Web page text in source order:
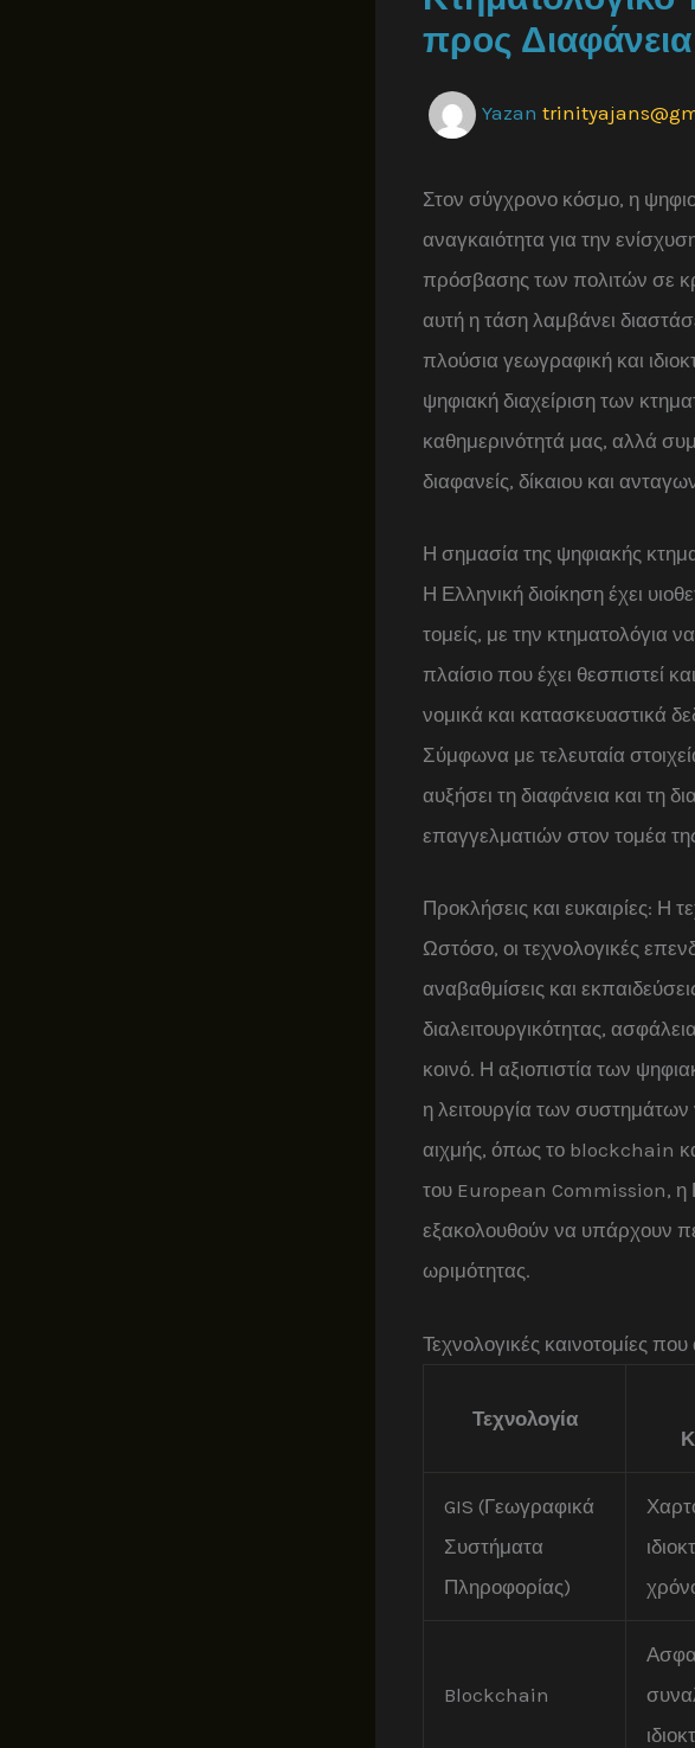
προς Διαφάνεια
Yazan
Στον σύγχρονο κόσμο, η
αναγκαιότητα για την
πρόσβασης των πολιτών σε
αυτή η τάση λαμβάνει
πλούσια γεωγραφική και
ψηφιακή διαχείριση των
καθημερινότητά μας, αλλά
διαφανείς, δίκαιου και
Η σημασία της ψηφιακής
Η Ελληνική διοίκηση έχει
τομείς, με την κτηματολόγια
πλαίσιο που έχει θεσπιστεί
νομικά και κατασκευαστικά
Σύμφωνα με τελευταία
αυξήσει τη διαφάνεια και τη
επαγγελματιών στον τομέα της
Προκλήσεις και ευκαιρίες: Η
Ωστόσο, οι τεχνολογικές
αναβαθμίσεις και
διαλειτουργικότητας,
κοινό. Η αξιοπιστία των
η λειτουργία των συστημάτων
αιχμής, όπως το blockchain
του European Commission, η
εξακολουθούν να υπάρχουν
ωριμότητας.
Τεχνολογικές καινοτομίες
Τεχνολογία
GIS (Γεωγραφικά
Συστήματα
Πληροφορίας)
Blockchain